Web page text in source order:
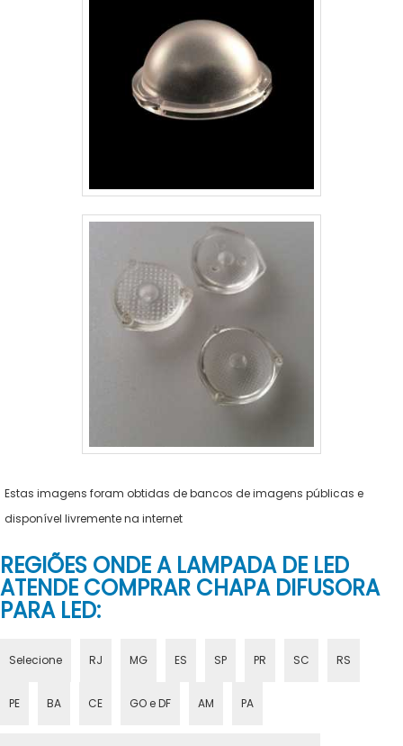
Estas imagens foram obtidas de bancos de imagens públicas e
disponível livremente na internet
REGIÕES ONDE A LAMPADA DE LED
ATENDE COMPRAR CHAPA DIFUSORA
PARA LED:
Selecione RJ MG ES SP PR SC RS
PE BA CE GO e DF AM PA